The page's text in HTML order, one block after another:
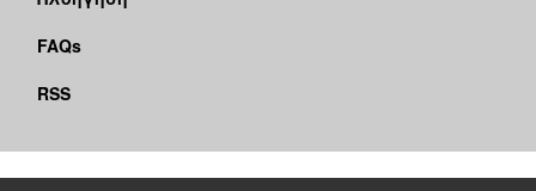
FAQs
RSS